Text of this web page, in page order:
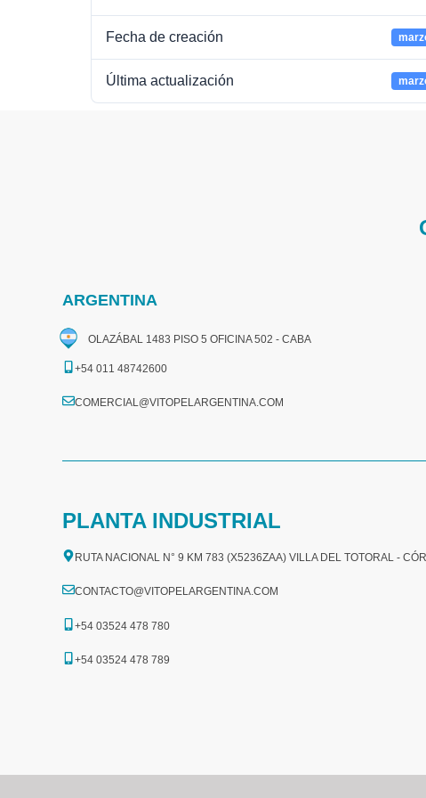
Fecha de creación
Última actualización
ARGENTINA
OLAZÁBAL 1483 PISO 5 OFICINA 502 - CABA
+54 011 48742600​
COMERCIAL@VITOPELARGENTINA.COM​
PLANTA INDUSTRIAL
RUTA NACIONAL N° 9 KM 783 (X5236ZAA) VILLA DEL TOTORAL -
CONTACTO@VITOPELARGENTINA.COM
+54 03524 478 780​
+54 03524 478 789​